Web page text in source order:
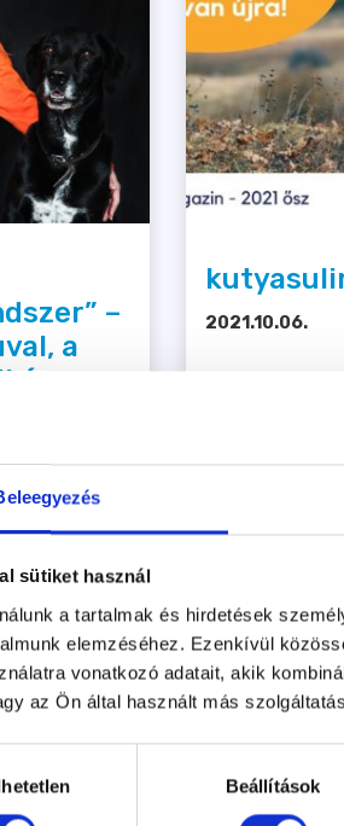
sütiket használ
a tartalmak és hirdetések
elemzéséhez. Ezenkívül
vonatkozó adatait, akik
az Ön által használt más
Beállítások
–
a
a Népszigeti
oktatója.
kutyáznak,
2021.10.06.
Tovább